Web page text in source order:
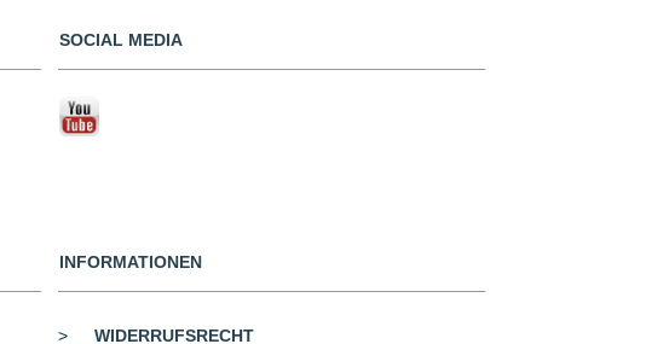
SOCIAL MEDIA
INFORMATIONEN
> WIDERRUFSRECHT